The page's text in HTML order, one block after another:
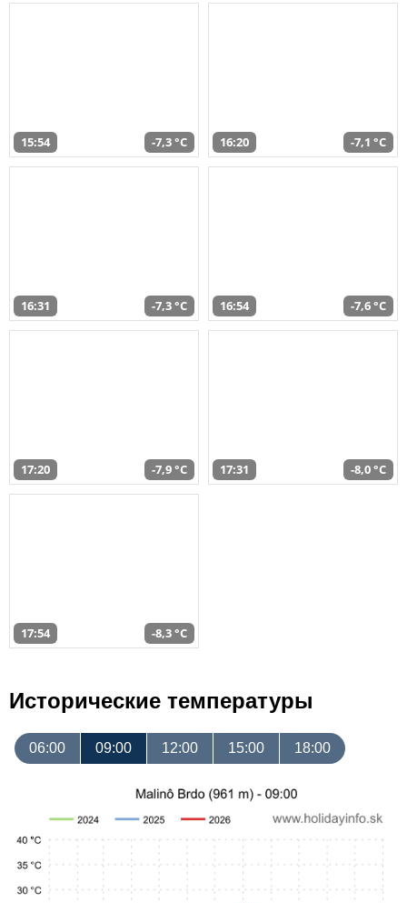
15:54 -7,3 °C 16:20 -7,1 °C
16:31 -7,3 °C 16:54 -7,6 °C
17:20 -7,9 °C 17:31 -8,0 °C
17:54 -8,3 °C
Исторические температуры
06:00 09:00 12:00 15:00 18:00